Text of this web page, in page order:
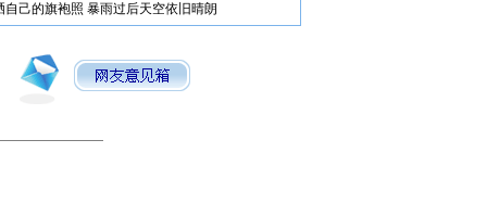
自己的旗袍照 暴雨过后天空依旧晴朗